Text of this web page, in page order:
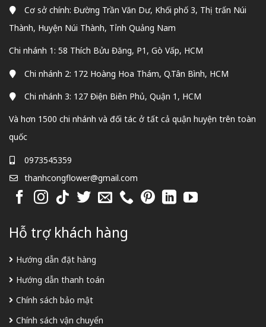
Cơ sở chính: Đường Trần Văn Dư, Khối phố 3, Thị trấn Núi
Thành, Huyện Núi Thành, Tỉnh Quảng Nam
Chi nhánh 1: 58 Thích Bửu Đăng, P1, Gò Vấp, HCM
Chi nhánh 2: 172 Hoàng Hoa Thám, Q.Tân Bình, HCM
Chi nhánh 3: 127 Điện Biên Phủ, Quận 1, HCM
Và hơn 1500 chi nhánh và đối tác ở tất cả quận huyện trên toàn
quốc
0973545359
thanhcongflower@gmail.com
Hỗ trợ khách hàng
Hướng dẫn đặt hàng
Hướng dẫn thanh toán
Chính sách bảo mật
Chính sách vận chuyển